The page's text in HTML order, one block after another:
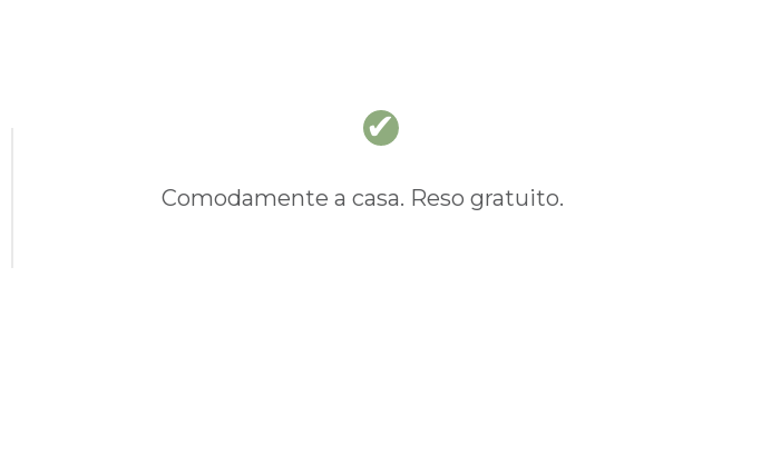
Comodamente a casa. Reso gratuito.